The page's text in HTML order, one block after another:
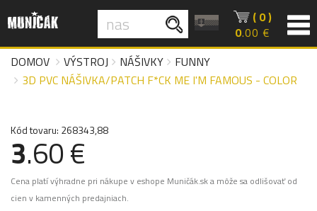
( 0 )
0.00 €
DOMOV
VÝSTROJ NÁŠIVKY
FUNNY
3D PVC NÁŠIVKA/PATCH F*CK ME I'M FAMOUS - COLOR
Kód tovaru: 268343,88
3.60 €
Cena platí výhradne pri nákupe v eshope Muničák.sk a môže sa odlišovať od
cien v kamenných predajniach.